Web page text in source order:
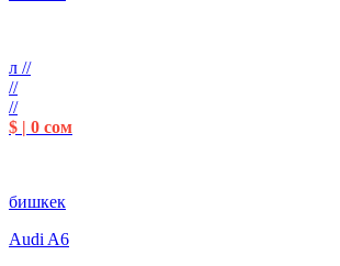
л //
//
//
$ | 0 сом
бишкек
Audi A6